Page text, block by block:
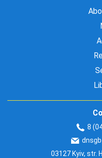
8
03127 Kyiv, str.